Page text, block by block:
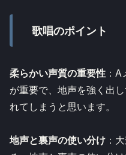
歌唱のポイント
柔らかい声質の重要性 ：
が重要で、地声を強く出
れてしまうと思います。
地声と裏声の使い分け ：